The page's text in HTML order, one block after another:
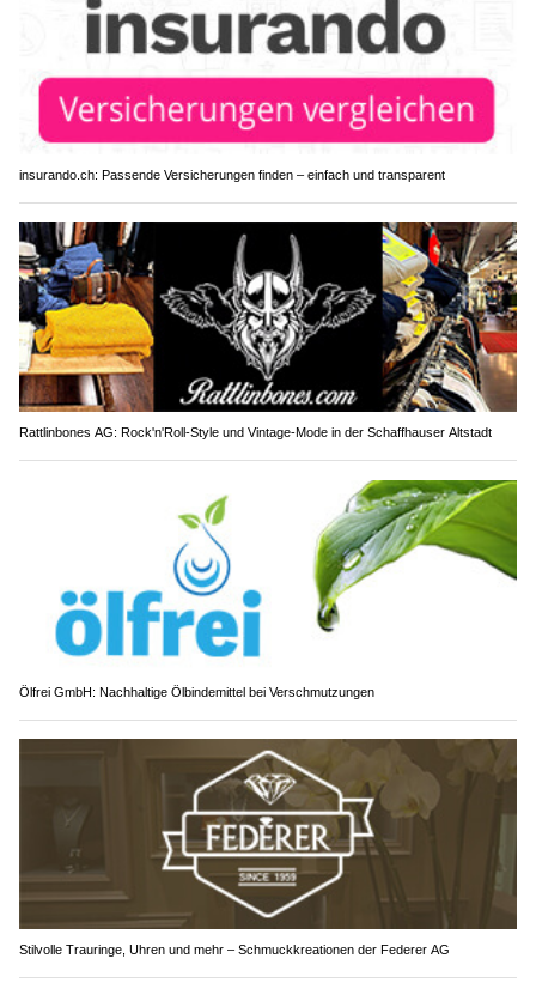
insurando.ch: Passende Versicherungen finden – einfach und transparent
Rattlinbones AG: Rock'n'Roll-Style und Vintage-Mode in der Schaffhauser Altstadt
Ölfrei GmbH: Nachhaltige Ölbindemittel bei Verschmutzungen
Stilvolle Trauringe, Uhren und mehr – Schmuckkreationen der Federer AG